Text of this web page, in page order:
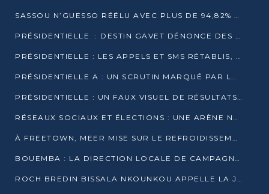
SASSOU N’GUESSO RÉÉLU AVEC PLUS DE 94,82% DES VOIX
PRÉSIDENTIELLE : DESTIN GAVET DÉNONCE DES IRRÉGULARITÉS ET REVENDIQUE LA VICTOIRE
PRÉSIDENTIELLE : LES APPELS ET SMS RÉTABLIS, INTERNET RESTE BLOQUÉ
PRÉSIDENTIELLE A : UN SCRUTIN MARQUÉ PAR LA COUPURE D’INTERNET ET UNE AFFLUENCE TIMIDE À BRAZZAVILLE
PRÉSIDENTIELLE : UN FAUX VISUEL DE RÉSULTATS CIRCULE
RÉSEAUX SOCIAUX ET ÉLECTIONS : UNE ARÈNE NUMÉRIQUE EN PLEINE MUTATION AU CONGO
À FREETOWN, MEER MISE SUR LE REFROIDISSEMENT PASSIF FACE À LA CHALEUR EXTRÊME
BOUEMBA : LA DIRECTION LOCALE DE CAMPAGNE DE DENIS SASSOU N’GUESSO MULTIPLIE LES ACTIVITÉS DE MOBILISATION
ROCH BREDIN BISSALA NKOUNKOU APPELLE LA JEUNESSE DE GOMA TSÉ-TSÉ À UN VOTE MASSIF POUR DENIS SASSOU NGUESSO